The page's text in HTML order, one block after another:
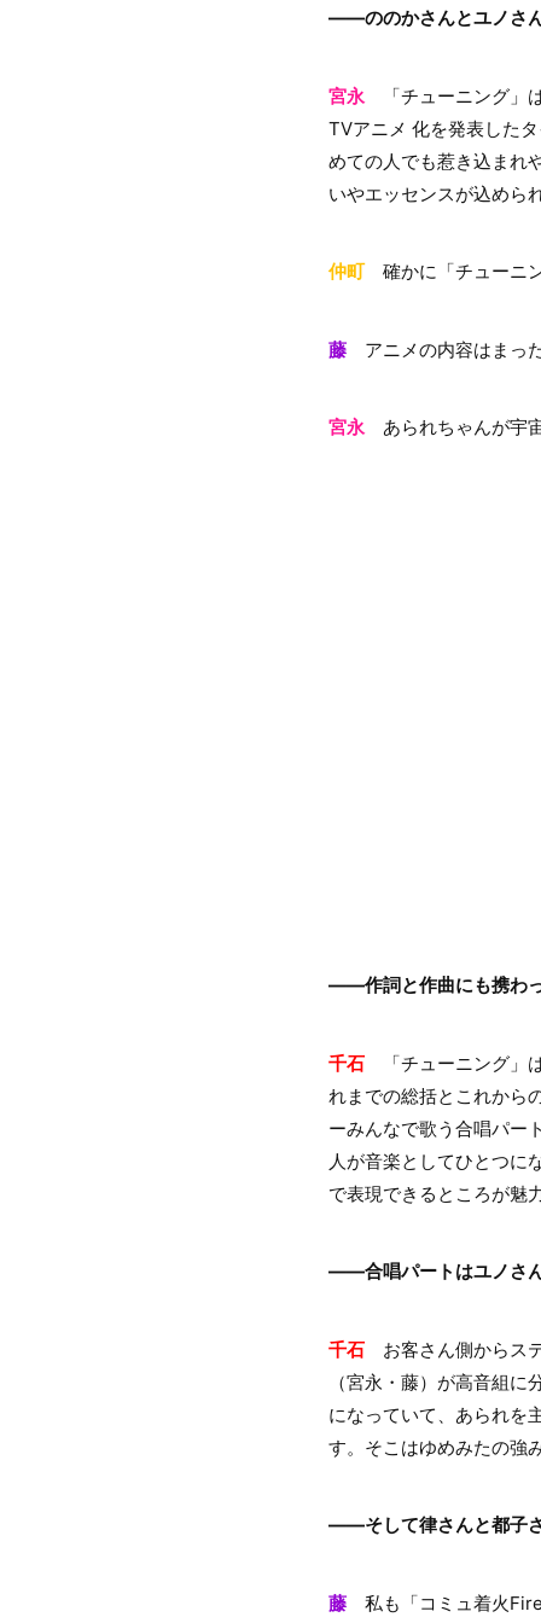
――ののかさんとユノさ
宮永「チューニング」は
TVアニメ 化を発表した
めての人でも惹き込まれ
いやエッセンスが込めら
仲町確かに「チューニン
藤 アニメの内容はまっ
宮永あられちゃんが宇宙
――作詞と作曲にも携わっ
千石 「チューニング」
れまでの総括とこれから
ーみんなで歌う合唱パー
人が音楽としてひとつに
で表現できるところが魅
――合唱パートはユノさ
千石 お客さん側からス
（宮永・藤）が高音組
になっていて、あられを
す。そこはゆめみたの強
――そして律さんと都子さ
藤 私も「コミュ着火